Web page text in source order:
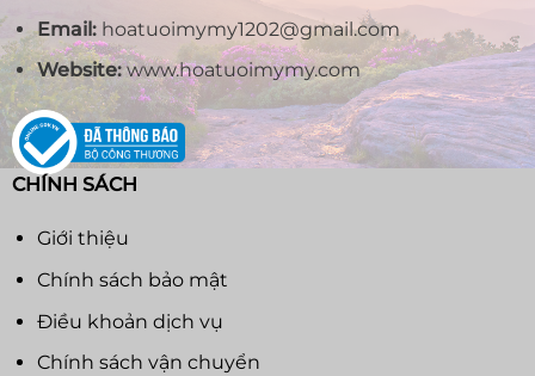
Email:hoatuoimymy1202@gmail.com
Website:www.hoatuoimymy.com
CHÍNH SÁCH
Giới thiệu
Chính sách bảo mật
Điều khoản dịch vụ
Chính sách vận chuyển